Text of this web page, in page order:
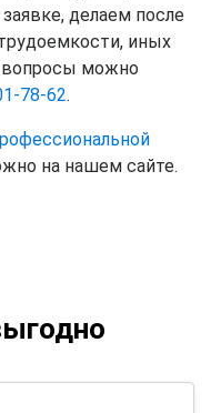
делаем после
иных
вопросы можно
78-62.
на нашем сайте.